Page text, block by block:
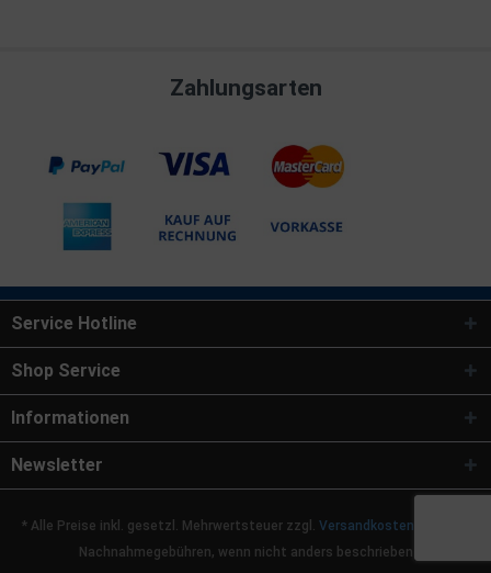
Zahlungsarten
Service Hotline
Shop Service
Informationen
Newsletter
* Alle Preise inkl. gesetzl. Mehrwertsteuer zzgl. Versandkosten
Nachnahmegebühren, wenn nicht anders beschrieben